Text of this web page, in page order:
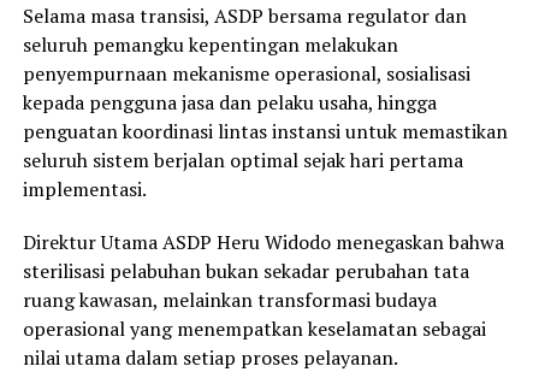
Selama masa transisi, ASDP bersama regulator dan
seluruh pemangku kepentingan melakukan
penyempurnaan mekanisme operasional, sosialisasi
kepada pengguna jasa dan pelaku usaha, hingga
penguatan koordinasi lintas instansi untuk memastikan
seluruh sistem berjalan optimal sejak hari pertama
implementasi.
Direktur Utama ASDP Heru Widodo menegaskan bahwa
sterilisasi pelabuhan bukan sekadar perubahan tata
ruang kawasan, melainkan transformasi budaya
operasional yang menempatkan keselamatan sebagai
nilai utama dalam setiap proses pelayanan.